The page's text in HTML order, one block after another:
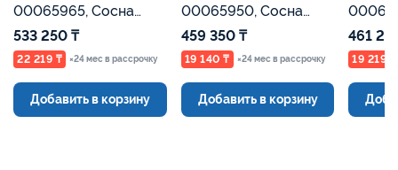
00065965, Сосна
Каньон Евромебель
533 250 ₸
22 219 ₸ ×24 мес в рассрочку
Добавить в корзину
00065950, Сосна
Каньон Евромебель
459 350 ₸
19 140 ₸ ×24 мес в рассрочку
Добавить в корзину
461
19 219 ₸